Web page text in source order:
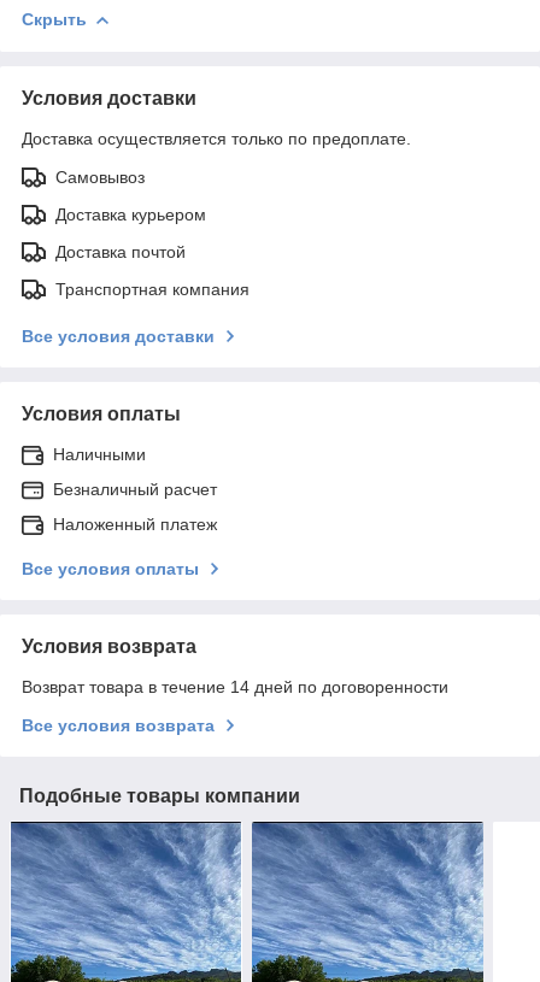
Скрыть
Условия доставки
Доставка осуществляется только по предоплате.
Самовывоз
Доставка курьером
Доставка почтой
Транспортная компания
Все условия доставки
Условия оплаты
Наличными
Безналичный расчет
Наложенный платеж
Все условия оплаты
Условия возврата
Возврат товара в течение 14 дней по договоренности
Все условия возврата
Подобные товары компании